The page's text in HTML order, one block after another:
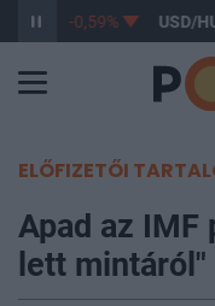
363,26 -0,59% USD/
ELŐFIZETŐI
Apad az IMF
lett